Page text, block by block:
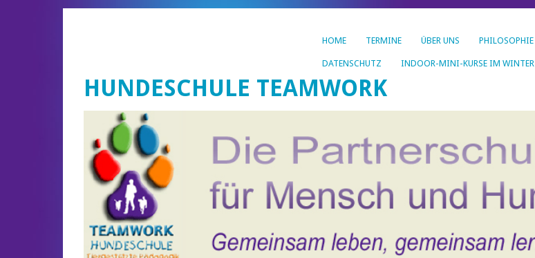
HOME TERMINE ÜBER UNS PHILOSOPHIE
DATENSCHUTZ INDOOR-MINI-KURSE IM WINTER
HUNDESCHULE TEAMWORK